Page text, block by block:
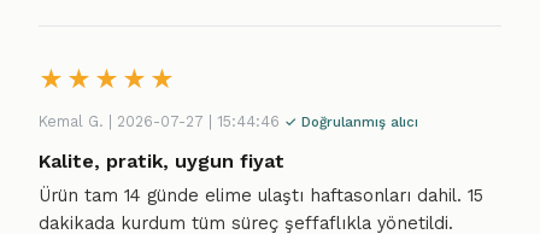
★ ★ ★ ★ ★
Kemal G. | 2026-07-27 | 15:44:46 ✓ Doğrulanmış alıcı
Kalite, pratik, uygun fiyat
Ürün tam 14 günde elime ulaştı haftasonları dahil. 15
dakikada kurdum tüm süreç şeffaflıkla yönetildi.